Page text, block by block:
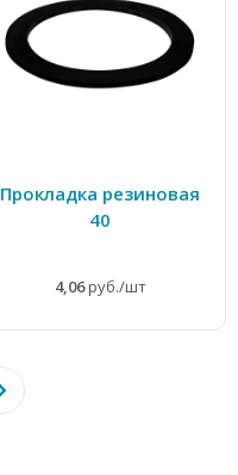
Прокладка резиновая
40
4,06руб./шт